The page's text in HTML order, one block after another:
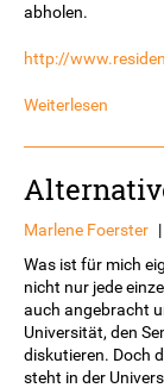
abholen.
http://
Weiterlesen
Marlene Foerster |
Was ist für mich
nicht nur jede
auch angebracht
Universität, den
diskutieren. Doch
steht in der